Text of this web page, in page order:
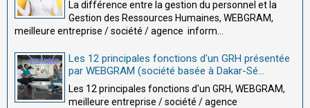
La différence entre la gestion du personnel et la
Gestion des Ressources Humaines, WEBGRAM,
meilleure entreprise / société / agence inform...
Les 12 principales fonctions d'un GRH présentée
par WEBGRAM (société basée à Dakar-Sé...
Les 12 principales fonctions d'un GRH, WEBGRAM,
meilleure entreprise / société / agence